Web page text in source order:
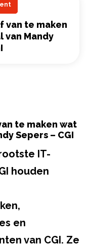
van te maken
van Mandy
te maken wat
Sepers – CGI
IT-
houden
en
van CGI. Ze